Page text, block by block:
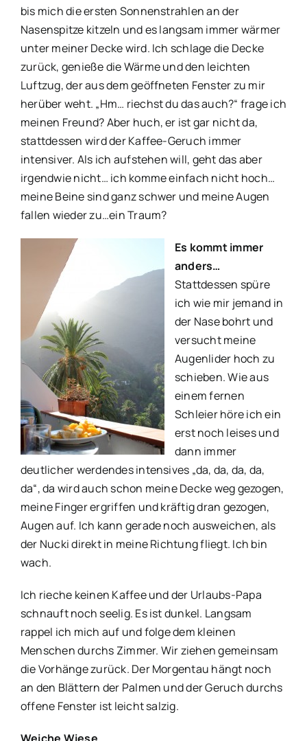
bis mich die ersten Sonnenstrahlen an der
Nasenspitze kitzeln und es langsam immer wärmer
unter meiner Decke wird. Ich schlage die Decke
zurück, genieße die Wärme und den leichten
Luftzug, der aus dem geöffneten Fenster zu mir
herüber weht. „Hm… riechst du das auch?“ frage ich
meinen Freund? Aber huch, er ist gar nicht da,
stattdessen wird der Kaffee-Geruch immer
intensiver. Als ich aufstehen will, geht das aber
irgendwie nicht… ich komme einfach nicht hoch…
meine Beine sind ganz schwer und meine Augen
fallen wieder zu…ein Traum?
Es kommt immer
anders…
Stattdessen spüre
ich wie mir jemand in
der Nase bohrt und
versucht meine
Augenlider hoch zu
schieben. Wie aus
einem fernen
Schleier höre ich ein
erst noch leises und
dann immer
deutlicher werdendes intensives „da, da, da, da,
da“, da wird auch schon meine Decke weg gezogen,
meine Finger ergriffen und kräftig dran gezogen,
Augen auf. Ich kann gerade noch ausweichen, als
der Nucki direkt in meine Richtung fliegt. Ich bin
wach.
Ich rieche keinen Kaffee und der Urlaubs-Papa
schnauft noch seelig. Es ist dunkel. Langsam
rappel ich mich auf und folge dem kleinen
Menschen durchs Zimmer. Wir ziehen gemeinsam
die Vorhänge zurück. Der Morgentau hängt noch
an den Blättern der Palmen und der Geruch durchs
offene Fenster ist leicht salzig.